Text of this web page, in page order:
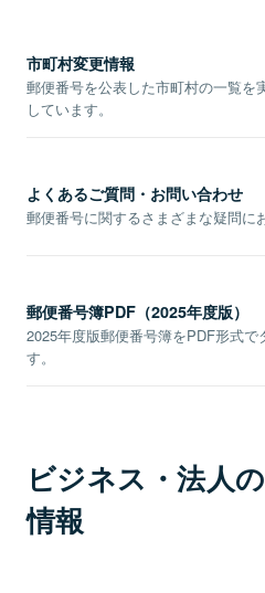
市町村変更情報
郵便番号を公表した市町村の一覧を
しています。
よくあるご質問・お問い合わせ
郵便番号に関するさまざまな疑問に
郵便番号簿PDF（2025年度版）
2025年度版郵便番号簿をPDF形式で
す。
ビジネス・法人
情報